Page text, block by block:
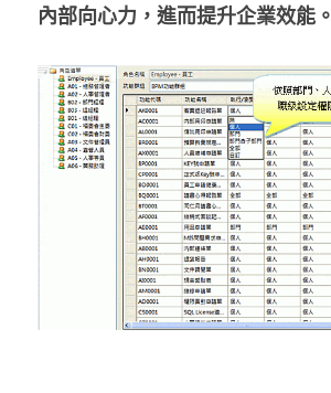
內部向心力，進而提升企業效能。